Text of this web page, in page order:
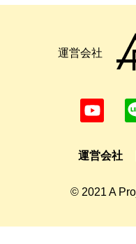
運営会社
運営会社
© 2021 A